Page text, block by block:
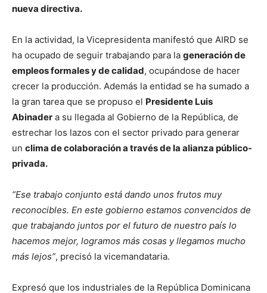
nueva directiva.
En la actividad, la Vicepresidenta manifestó que AIRD se
ha ocupado de seguir trabajando para la generación de
empleos formales y de calidad, ocupándose de hacer
crecer la producción. Además la entidad se ha sumado a
la gran tarea que se propuso el Presidente Luis
Abinader a su llegada al Gobierno de la República, de
estrechar los lazos con el sector privado para generar
un clima de colaboración a través de la alianza público-
privada.
“Ese trabajo conjunto está dando unos frutos muy
reconocibles. En este gobierno estamos convencidos de
que trabajando juntos por el futuro de nuestro país lo
hacemos mejor, logramos más cosas y llegamos mucho
más lejos”, precisó la vicemandataria.
Expresó que los industriales de la República Dominicana